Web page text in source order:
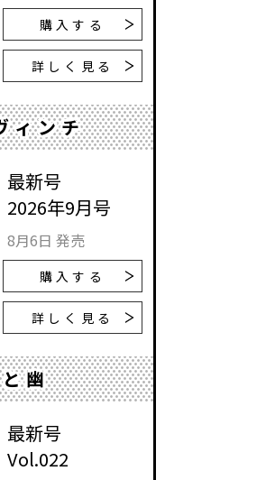
購入する
詳しく見る
ィンチ
最新号
2026年9月号
8月6日 発売
購入する
詳しく見る
幽
最新号
Vol.022